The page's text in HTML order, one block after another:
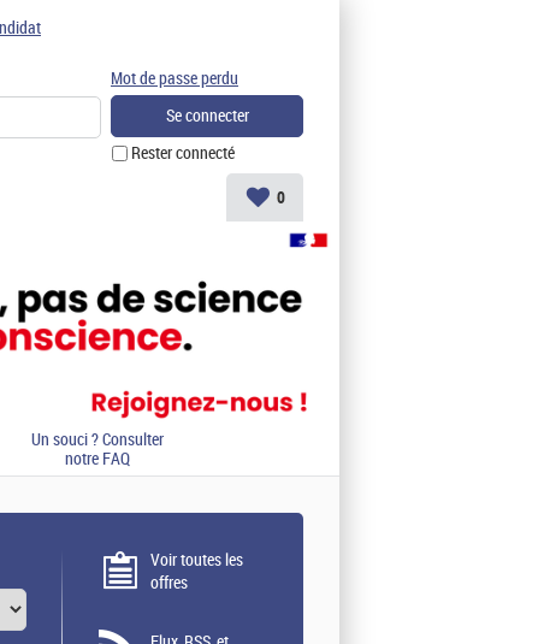
Rester connecté
Mot de passe perdu
0
Un souci ? Consulter
notre FAQ
Voir toutes les
offres